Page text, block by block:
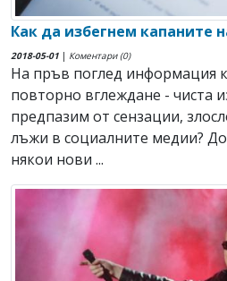
Как да избегнем капаните
2018-05-01 | Коментари (0)
На пръв поглед информация
повторно вглеждане - чиста
предпазим от сензации,
лъжи в социалните медии?
някои нови ...